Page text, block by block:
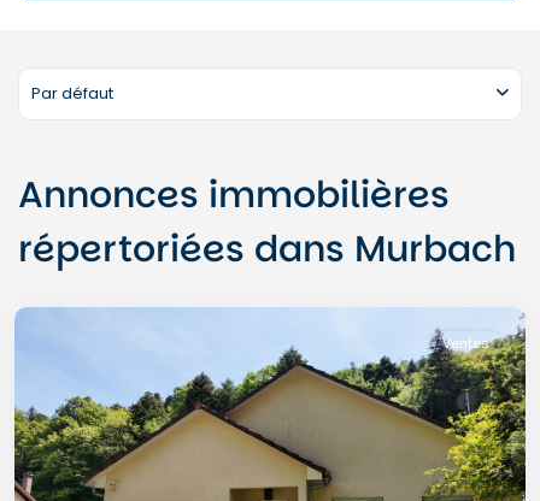
Par défaut
Annonces immobilières
répertoriées dans Murbach
Ventes